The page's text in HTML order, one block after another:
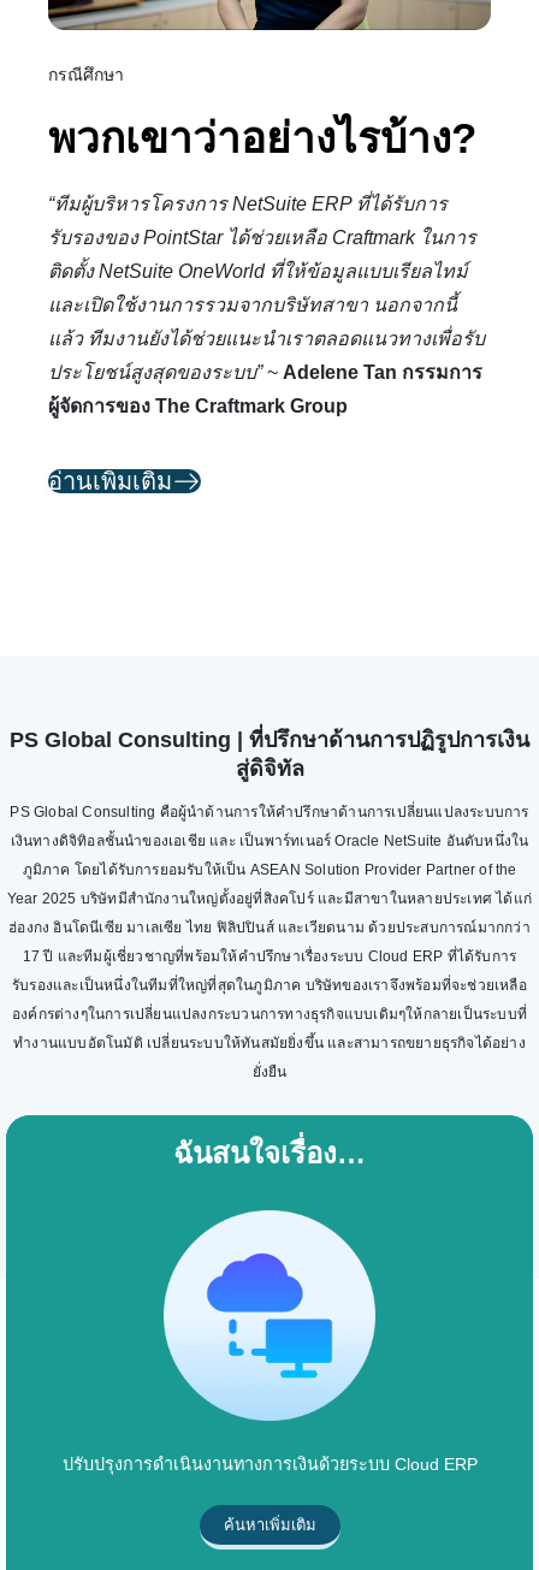
กรณีศึกษา
พวกเขาว่าอย่างไรบ้าง?
“ทีมผู้บริหารโครงการ NetSuite ERP ที่ได้รับการ
รับรองของ PointStar ได้ช่วยเหลือ Craftmark ในการ
ติดตั้ง NetSuite OneWorld ที่ให้ข้อมูลแบบเรียลไทม์
และเปิดใช้งานการรวมจากบริษัทสาขา นอกจากนี้
แล้ว ทีมงานยังได้ช่วยแนะนำเราตลอดแนวทางเพื่อรับ
ประโยชน์สูงสุดของระบบ”~ Adelene Tan กรรมการ
ผู้จัดการของ The Craftmark Group
อ่านเพิ่มเติม
PS Global Consulting | ที่ปรึกษาด้านการปฏิรูปการเงิน
สู่ดิจิทัล
PS Global Consulting คือผู้นำด้านการให้คำปรึกษาด้านการเปลี่ยนแปลงระบบการ
เงินทางดิจิทิอลชั้นนำของเอเชีย และ เป็นพาร์ทเนอร์ Oracle NetSuite อันดับหนึ่งใน
ภูมิภาค โดยได้รับการยอมรับให้เป็น ASEAN Solution Provider Partner of the
Year 2025 บริษัทมีสำนักงานใหญ่ตั้งอยู่ที่สิงคโปร์ และมีสาขาในหลายประเทศ ได้แก่
ฮ่องกง อินโดนีเซีย มาเลเซีย ไทย ฟิลิปปินส์ และเวียดนาม ด้วยประสบการณ์มากกว่า
17 ปี และทีมผู้เชี่ยวชาญที่พร้อมให้คำปรึกษาเรื่องระบบ Cloud ERP ที่ได้รับการ
รับรองและเป็นหนึ่งในทีมที่ใหญ่ที่สุดในภูมิภาค บริษัทของเราจึงพร้อมที่จะช่วยเหลือ
องค์กรต่างๆในการเปลี่ยนแปลงกระบวนการทางธุรกิจแบบเดิมๆให้กลายเป็นระบบที่
ทำงานแบบอัตโนมัติ เปลี่ยนระบบให้ทันสมัยยิ่งขึ้น และสามารถขยายธุรกิจได้อย่าง
ยั่งยืน
ฉันสนใจเรื่อง…
ปรับปรุงการดำเนินงานทางการเงินด้วยระบบ Cloud ERP
ค้นหาเพิ่มเติม